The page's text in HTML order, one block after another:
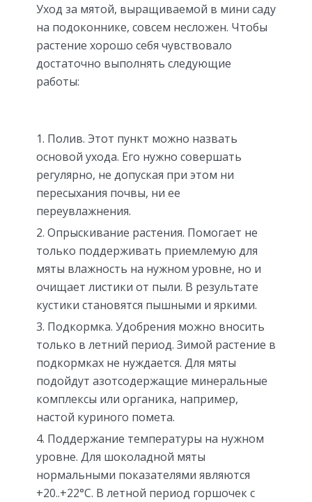
Уход за мятой, выращиваемой в мини саду
на подоконнике, совсем несложен. Чтобы
растение хорошо себя чувствовало
достаточно выполнять следующие
работы:
Полив. Этот пункт можно назвать
основой ухода. Его нужно совершать
регулярно, не допуская при этом ни
пересыхания почвы, ни ее
переувлажнения.
Опрыскивание растения. Помогает не
только поддерживать приемлемую для
мяты влажность на нужном уровне, но и
очищает листики от пыли. В результате
кустики становятся пышными и яркими.
Подкормка. Удобрения можно вносить
только в летний период. Зимой растение в
подкормках не нуждается. Для мяты
подойдут азотсодержащие минеральные
комплексы или органика, например,
настой куриного помета.
Поддержание температуры на нужном
уровне. Для шоколадной мяты
нормальными показателями являются
+20..+22°C. В летной период горшочек с